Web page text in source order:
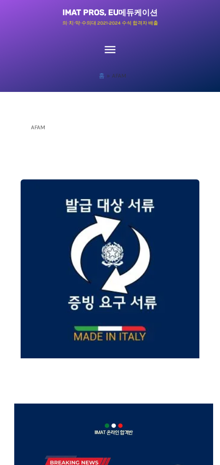
IMAT PROS, EU메듀케이션
의∙치∙약∙수의대 2021-2024 수석 합격자 배출
메
뉴
홈 AFAM
AFAM